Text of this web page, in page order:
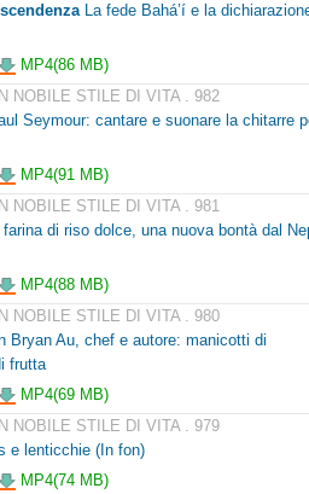
La fede Bahá’í e la
MP4(86 MB)
NOBILE STILE DI VITA . 982
Seymour: cantare e suonare la chitarre
MP4(91 MB)
NOBILE STILE DI VITA . 981
di riso dolce, una nuova bontà dal
MP4(88 MB)
NOBILE STILE DI VITA . 980
Bryan Au, chef e autore: manicotti di
frutta
MP4(69 MB)
NOBILE STILE DI VITA . 979
e lenticchie (In fon)
MP4(74 MB)